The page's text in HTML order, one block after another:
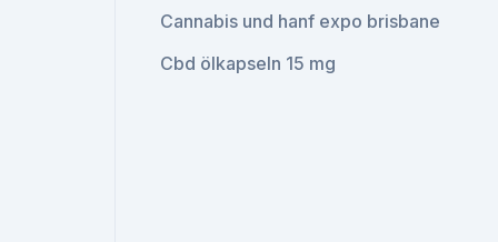
Cannabis und hanf expo brisbane
Cbd ölkapseln 15 mg